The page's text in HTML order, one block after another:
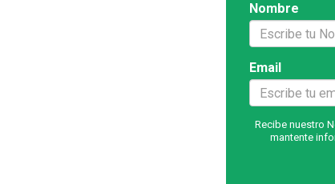
Nombre
Email
Recibe nuestro
mantente